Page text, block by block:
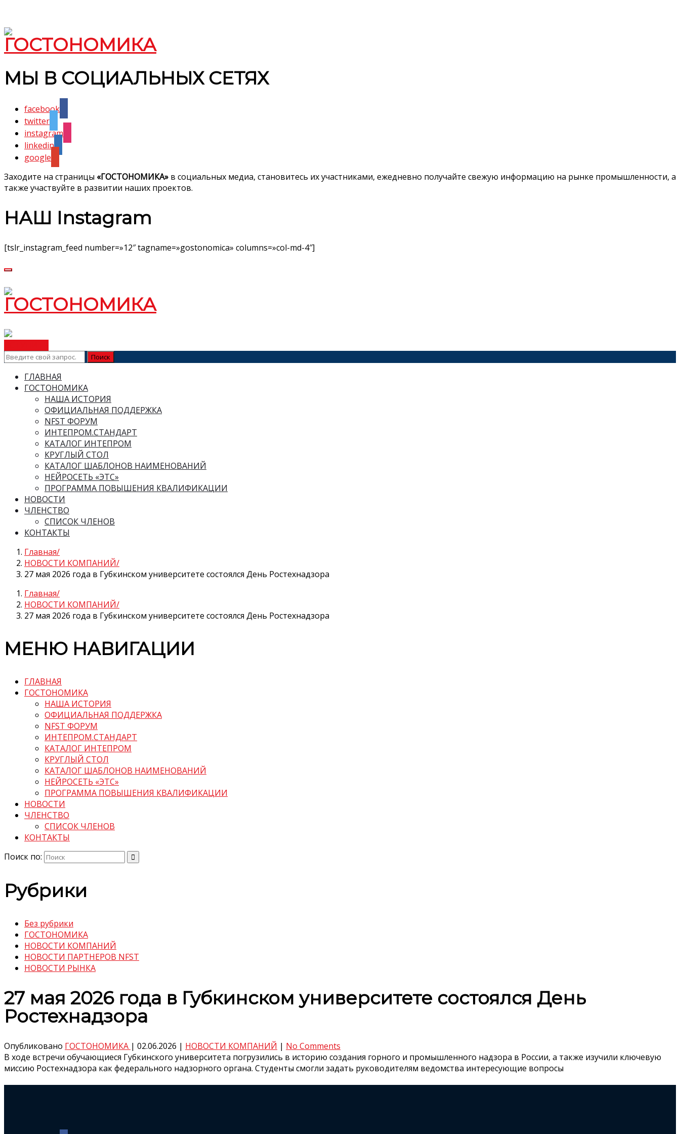
МЫ В СОЦИАЛЬНЫХ СЕТЯХ
facebook
twitter
instagram
linkedin
google
Заходите на страницы «ГОСТОНОМИКА» в социальных медиа, становитесь их участниками, ежедневно получайте свежую информацию на рынке промышленности, а
также участвуйте в развитии наших проектов.
НАШ Instagram
[tslr_instagram_feed number=»12″ tagname=»gostonomica» columns=»col-md-4″]
ГЛАВНАЯ
ГОСТОНОМИКА
НАША ИСТОРИЯ
ОФИЦИАЛЬНАЯ ПОДДЕРЖКА
NFST ФОРУМ
ИНТЕПРОМ.СТАНДАРТ
КАТАЛОГ ИНТЕПРОМ
КРУГЛЫЙ СТОЛ
КАТАЛОГ ШАБЛОНОВ НАИМЕНОВАНИЙ
НЕЙРОСЕТЬ «ЭТС»
ПРОГРАММА ПОВЫШЕНИЯ КВАЛИФИКАЦИИ
НОВОСТИ
ЧЛЕНСТВО
СПИСОК ЧЛЕНОВ
КОНТАКТЫ
Главная
НОВОСТИ КОМПАНИЙ
27 мая 2026 года в Губкинском университете состоялся День Ростехнадзора
Главная
НОВОСТИ КОМПАНИЙ
27 мая 2026 года в Губкинском университете состоялся День Ростехнадзора
МЕНЮ НАВИГАЦИИ
ГЛАВНАЯ
ГОСТОНОМИКА
НАША ИСТОРИЯ
ОФИЦИАЛЬНАЯ ПОДДЕРЖКА
NFST ФОРУМ
ИНТЕПРОМ.СТАНДАРТ
КАТАЛОГ ИНТЕПРОМ
КРУГЛЫЙ СТОЛ
КАТАЛОГ ШАБЛОНОВ НАИМЕНОВАНИЙ
НЕЙРОСЕТЬ «ЭТС»
ПРОГРАММА ПОВЫШЕНИЯ КВАЛИФИКАЦИИ
НОВОСТИ
ЧЛЕНСТВО
СПИСОК ЧЛЕНОВ
КОНТАКТЫ
Поиск по:
Рубрики
Без рубрики
ГОСТОНОМИКА
НОВОСТИ КОМПАНИЙ
НОВОСТИ ПАРТНЕРОВ NFST
НОВОСТИ РЫНКА
27 мая 2026 года в Губкинском университете состоялся День
Ростехнадзора
Опубликовано ГОСТОНОМИКА | 02.06.2026 | НОВОСТИ КОМПАНИЙ | No Comments
В ходе встречи обучающиеся Губкинского университета погрузились в историю создания горного и промышленного надзора в России, а также изучили ключевую
миссию Ростехнадзора как федерального надзорного органа. Студенты смогли задать руководителям ведомства интересующие вопросы